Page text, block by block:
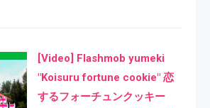
[Video] Flashmob yumeki
"Koisuru fortune cookie" 恋
するフォーチュンクッキー